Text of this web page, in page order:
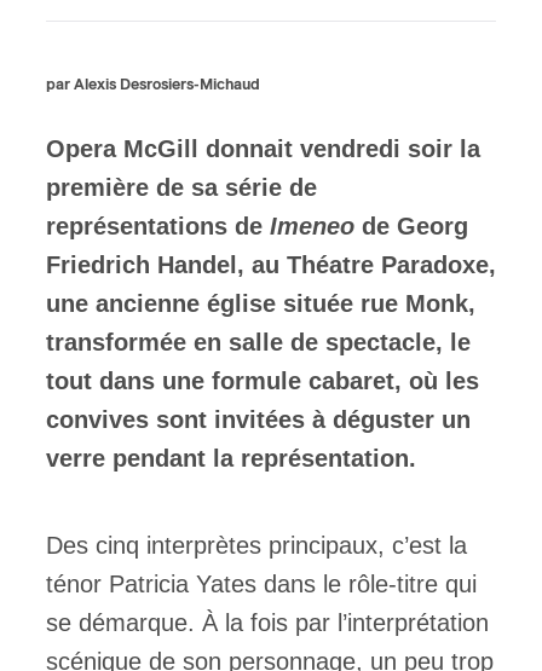
par Alexis Desrosiers-Michaud
Opera McGill donnait vendredi soir la
première de sa série de
représentations de Imeneo de Georg
Friedrich Handel, au Théatre Paradoxe,
une ancienne église située rue Monk,
transformée en salle de spectacle, le
tout dans une formule cabaret, où les
convives sont invitées à déguster un
verre pendant la représentation.
Des cinq interprètes principaux, c’est la
ténor Patricia Yates dans le rôle-titre qui
se démarque. À la fois par l’interprétation
scénique de son personnage, un peu trop